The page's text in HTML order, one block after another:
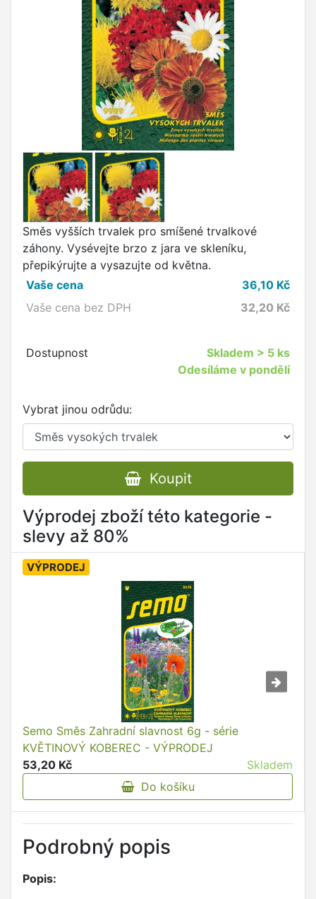
Směs vyšších trvalek pro smíšené trvalkové
záhony. Vysévejte brzo z jara ve skleníku,
přepikýrujte a vysazujte od května.
Vaše cena
36,10 Kč
Vaše cena bez DPH
32,20 Kč
Dostupnost Skladem > 5 ks
Odesíláme v pondělí
Vybrat jinou odrůdu:
Koupit
Výprodej zboží této kategorie -
slevy až 80%
VÝPRODEJ
Semo Směs Zahradní slavnost 6g - série
KVĚTINOVÝ KOBEREC - VÝPRODEJ
53,20 Kč
Skladem
Do košíku
Podrobný popis
Popis: